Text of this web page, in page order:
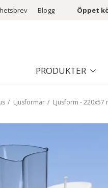
Blogg Öppet
PRODUKTER
/ Ljusformar / Ljusform - 220x57